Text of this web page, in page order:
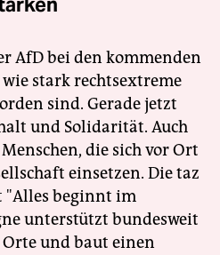
AfD bei den kommenden
stark rechtsextreme
sind. Gerade jetzt
und Solidarität. Auch
die sich vor Ort
einsetzen. Die taz
"Alles beginnt im
unterstützt bundesweit
und baut einen